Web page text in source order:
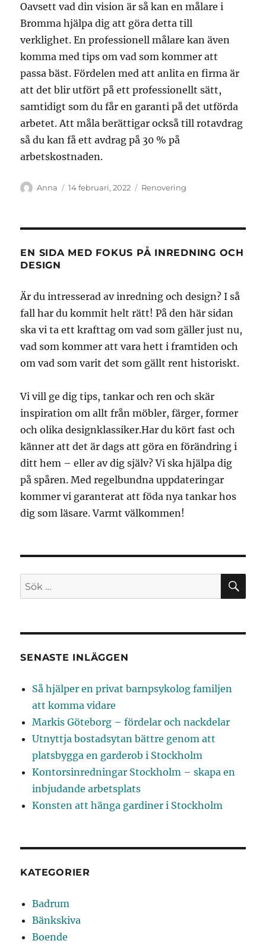
Oavsett vad din vision är så kan en målare i
Bromma hjälpa dig att göra detta till
verklighet. En professionell målare kan även
komma med tips om vad som kommer att
passa bäst. Fördelen med att anlita en firma är
att det blir utfört på ett professionellt sätt,
samtidigt som du får en garanti på det utförda
arbetet. Att måla berättigar också till rotavdrag
så du kan få ett avdrag på 30 % på
arbetskostnaden.
Författare
Anna
Publicerat
14 februari, 2022 Kategorier
Renovering
EN SIDA MED FOKUS PÅ INREDNING OCH
DESIGN
Är du intresserad av inredning och design? I så
fall har du kommit helt rätt! På den här sidan
ska vi ta ett krafttag om vad som gäller just nu,
vad som kommer att vara hett i framtiden och
om vad som varit det som gällt rent historiskt.
Vi vill ge dig tips, tankar och ren och skär
inspiration om allt från möbler, färger, former
och olika designklassiker.Har du kört fast och
känner att det är dags att göra en förändring i
ditt hem – eller av dig själv? Vi ska hjälpa dig
på spåren. Med regelbundna uppdateringar
kommer vi garanterat att föda nya tankar hos
dig som läsare. Varmt välkommen!
Sök
efter:
SENASTE INLÄGGEN
Så hjälper en privat barnpsykolog familjen
att komma vidare
Markis Göteborg – fördelar och nackdelar
Utnyttja bostadsytan bättre genom att
platsbygga en garderob i Stockholm
Kontorsinredningar Stockholm – skapa en
inbjudande arbetsplats
Konsten att hänga gardiner i Stockholm
KATEGORIER
Badrum
Bänkskiva
Boende